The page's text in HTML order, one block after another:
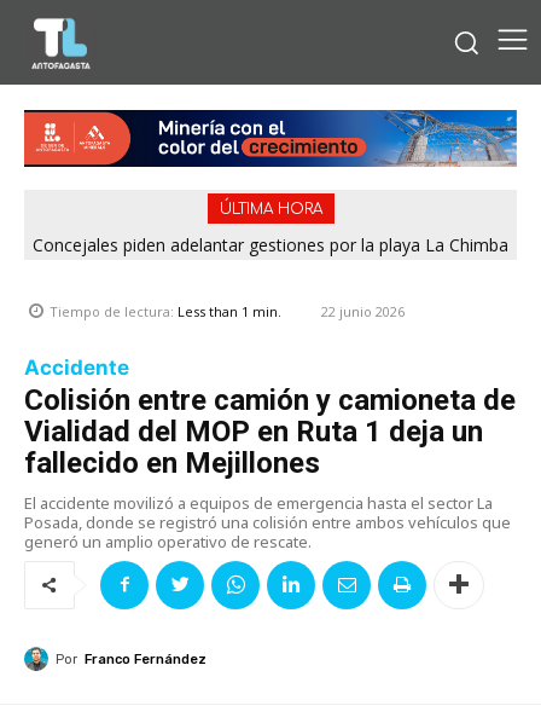
ÚLTIMA HORA
Concejales piden adelantar gestiones por la playa La Chimba
Tiempo de lectura: Less than 1 min. 22 junio 2026
Accidente
Colisión entre camión y camioneta de
Vialidad del MOP en Ruta 1 deja un
fallecido en Mejillones
El accidente movilizó a equipos de emergencia hasta el sector La
Posada, donde se registró una colisión entre ambos vehículos que
generó un amplio operativo de rescate.
Por Franco Fernández